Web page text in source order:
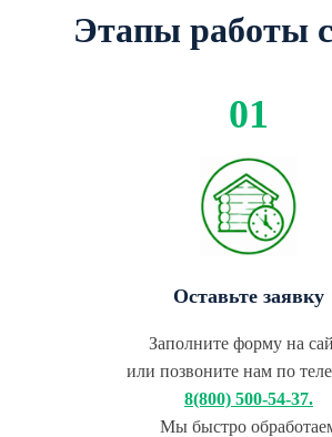
Этапы работы
Оставьте заявку
Заполните форму на
или позвоните нам по
8(800) 500-54-37.
Мы быстро